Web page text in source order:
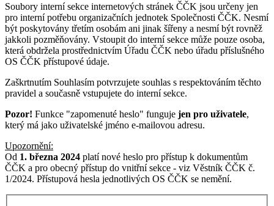
Soubory interní sekce internetových stránek ČČK jsou určeny jen
pro interní potřebu organizačních jednotek Společnosti ČČK. Nesmí
být poskytovány třetím osobám ani jinak šířeny a nesmí být rovněž
jakkoli pozměňovány. Vstoupit do interní sekce může pouze osoba,
která obdržela prostřednictvím Úřadu ČČK nebo úřadu příslušného
OS ČČK přístupové údaje.
Zaškrtnutím Souhlasím potvrzujete souhlas s respektováním těchto
pravidel a současně vstupujete do interní sekce.
Pozor! Funkce "zapomenuté heslo" funguje jen pro uživatele,
který má jako uživatelské jméno e-mailovou adresu.
Upozornění:
Od 1. března 2024 platí nové heslo pro přístup k dokumentům
ČČK a pro obecný přístup do vnitřní sekce - viz Věstník ČČK č.
1/2024. Přístupová hesla jednotlivých OS ČČK se nemění.